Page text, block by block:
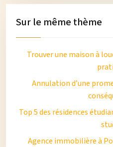
Sur le même thème
Trouver une maison à
Annulation d’une
Top 5 des résidences
Agence immobilière à